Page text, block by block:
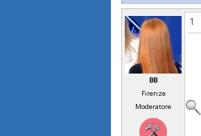
BB
Firenze
Moderatore
1